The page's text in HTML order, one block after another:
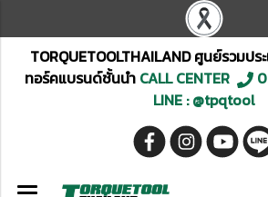
TORQUETOOLTHAILAND ศูนย์รวมป
ทอร์คแบรนด์ชั้นนำCALL CENTER
LINE : @tpqtool